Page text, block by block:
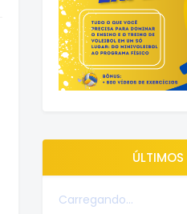
ÚLTIMOS
Carregando...